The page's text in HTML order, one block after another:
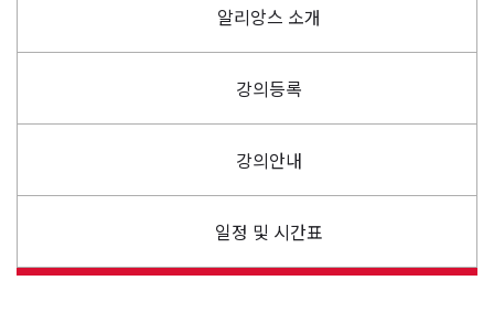
알리앙스 소개
강의등록
강의안내
일정 및 시간표